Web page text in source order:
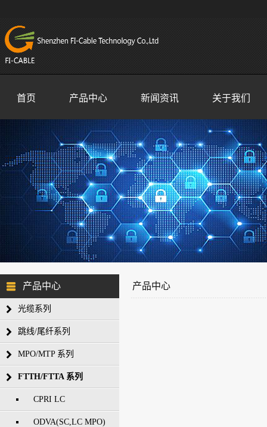
首页 产品中心 新闻资讯 关于我们
产品中心
光缆系列
跳线/尾纤系列
MPO/MTP 系列
FTTH/FTTA 系列
CPRI LC
ODVA(SC,LC MPO)
产品中心